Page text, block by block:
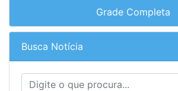
Grade Completa
Busca Notícia